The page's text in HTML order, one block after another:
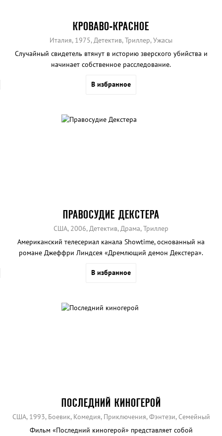
КРОВАВО-КРАСНОЕ
Италия, 1975, Детектив, Триллер, Ужасы
Случайный свидетель втянут в историю зверского убийства и
начинает собственное расследование.
В избранное
ПРАВОСУДИЕ ДЕКСТЕРА
США, 2006, Детектив, Драма, Триллер
Американский телесериал канала Showtime, основанный на
романе Джеффри Линдсея «Дремлющий демон Декстера».
В избранное
ПОСЛЕДНИЙ КИНОГЕРОЙ
США, 1993, Боевик, Комедия, Приключения, Фэнтези, Семейный
Фильм «Последний киногерой» представляет собой